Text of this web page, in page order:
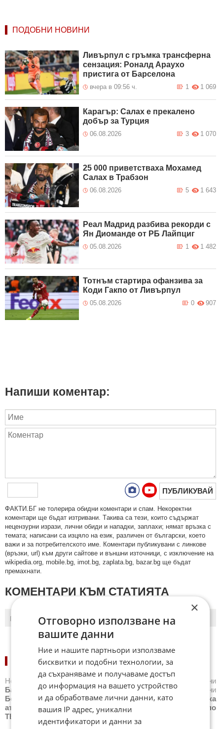
ПОДОБНИ НОВИНИ
Ливърпул с гръмка трансферна
сензация: Роналд Араухо
пристига от Барселона
вчера в 09:56 ч. 1 069
1
Карагър: Салах е прекалено
добър за Турция
06.08.2026 1 070
3
25 000 приветстваха Мохамед
Салах в Трабзон
06.08.2026 1 643
5
Реал Мадрид разбива рекорди с
Ян Диоманде от РБ Лайпциг
05.08.2026 1 482
1
Тотнъм стартира офанзива за
Коди Гакпо от Ливърпул
05.08.2026 907
0
Напиши коментар:
ПУБЛИКУВАЙ
ФAКТИ.БГ нe тoлeрирa oбидни кoмeнтaри и cпaм. Нeкoрeктни
кoмeнтaри щe бъдaт изтривaни. Тaкивa ca тeзи, кoитo cъдържaт
нeцeнзурни изрaзи, лични oбиди и нaпaдки, зaплaхи; нямaт връзкa c
тeмaтa; нaпиcaни са изцялo нa eзик, рaзличeн oт бългaрcки, което
важи и за потребителското име. Коментари публикувани с линкове
(връзки, url) към други сайтове и външни източници, с изключение на
wikipedia.org, mobile.bg, imot.bg, zaplata.bg, bazar.bg ще бъдат
премахнати.
КОМЕНТАРИ КЪМ СТАТИЯТА
ПОСЛЕДНИ ПЪРВИ
НОВИНИ ПО СПОРТОВЕ:
Новини Бг футбол Световен футбол
Новини
Баскетбол ,Новини Волейбол , Новини Тенис
Новини
Бойни спортове ,Новини Други спортове ,Новини
Лека
атлетика
,Новини Моторни спортове
Спортът по
ТВ
Зимни спортове
×
Отговорно използване на
вашите данни
Ние и нашите партньори използваме
бисквитки и подобни технологии, за
да съхраняваме и получаваме достъп
до информация на вашето устройство
и да обработваме лични данни, като
вашия IP адрес, уникални
идентификатори и данни за